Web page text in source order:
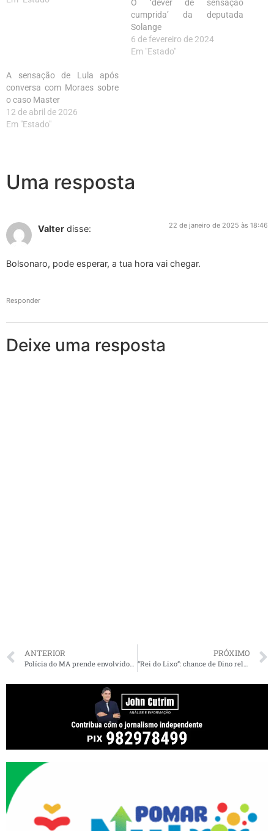
O ‘dever de sensação
cumprida’ da deputada
Solange
6 de fevereiro de 2024
Em "Estado"
A sensação de Lula após
conversa com Moraes sobre
o caso Master
12 de abril de 2026
Em "Estado"
Uma resposta
Valter disse: 22 de janeiro de 2025 às 18:46
Bolsonaro, pode esperar, a tua hora vai chegar.
Responder
Deixe uma resposta
ANTERIOR
Polícia do MA prende envolvidos em roubo de carga avaliada em mais de R$ 600 mil
PRÓXIMO
“Rei do Lixo”: chance de Dino relatar caso aterroriza União Brasil